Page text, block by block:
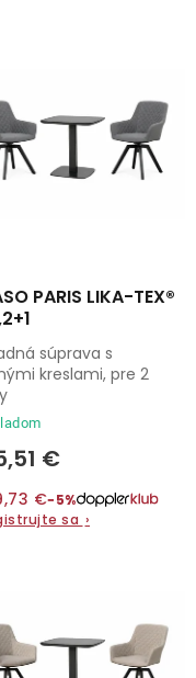
PARIS LIKA-TEX®
€
€−5%
sa ›
súprava s
kreslami, pre 2